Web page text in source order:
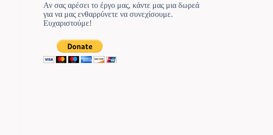
Αν σας αρέσει το έργο μας, κάντε μας μια δωρεά
για να μας ενθαρρύνετε να συνεχίσουμε.
Ευχαριστούμε!